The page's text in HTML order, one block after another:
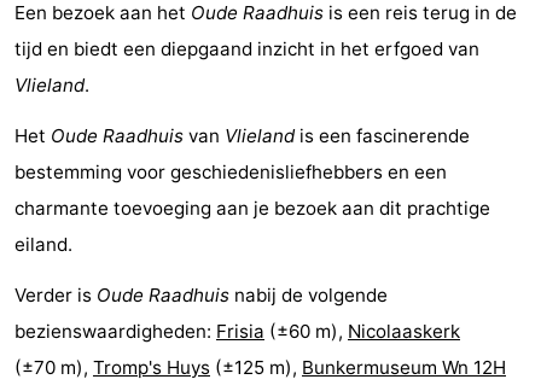
drinken
Vuurtoren
Evenementen
Praktisch
Forum
Route
-
Een bezoek aan het Oude Raadhuis is een reis terug in de
tijd en biedt een diepgaand inzicht in het erfgoed van
Vlieland.
Het Oude Raadhuis van Vlielandis een fascinerende
bestemming voor geschiedenisliefhebbers en een
charmante toevoeging aan je bezoek aan dit prachtige
eiland.
Verder is Oude Raadhuis nabij de volgende
bezienswaardigheden: Frisia (±60 m), Nicolaaskerk
(±70 m), Tromp's Huys (±125 m), Bunkermuseum Wn 12H